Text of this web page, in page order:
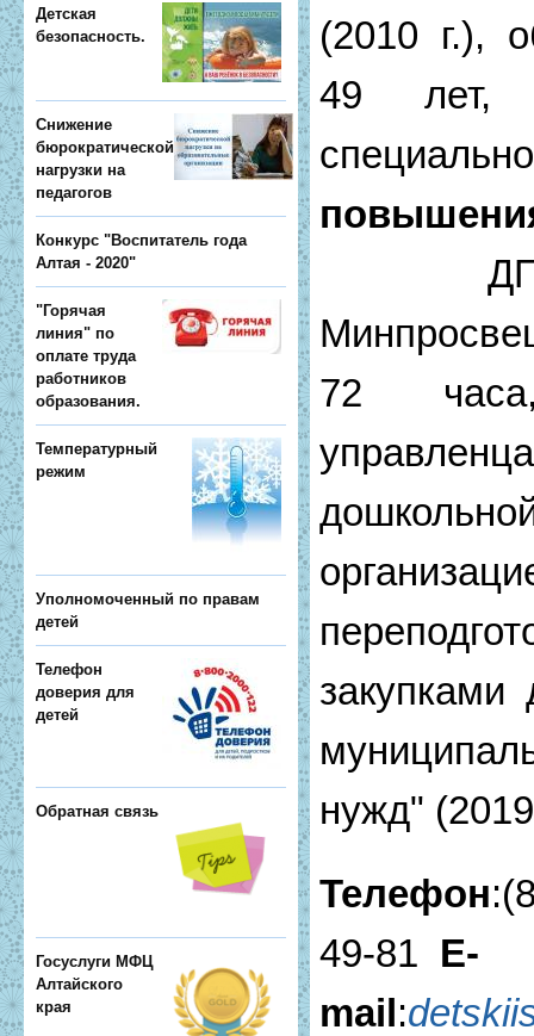
Детская
безопасность.
Снижение
бюрократической
нагрузки на
педагогов
Конкурс "Воспитатель года
Алтая - 2020"
"Горячая
линия" по
оплате труда
работников
образования.
Температурный
режим
Уполномоченный по правам
детей
Телефон
доверия для
детей
Обратная связь
Госуслуги МФЦ
Алтайского
края
(2010 г.),
49 лет,
ДПО
72
закупками
нужд"
Телефон
49-81 E-
mail: